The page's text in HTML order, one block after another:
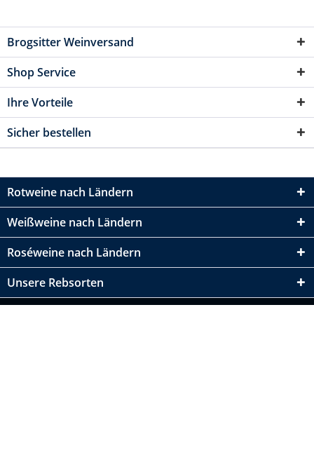
Brogsitter Weinversand
Shop Service
Ihre Vorteile
Sicher bestellen
Rotweine nach Ländern
Weißweine nach Ländern
Roséweine nach Ländern
Unsere Rebsorten